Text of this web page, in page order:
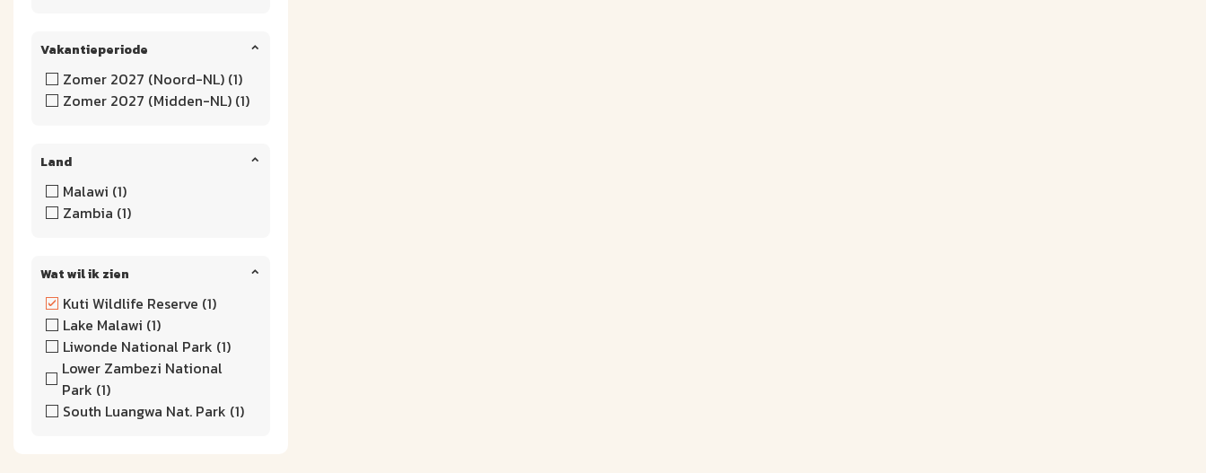
Vakantieperiode
Zomer 2027 (Noord-NL) (1)
Zomer 2027 (Midden-NL) (1)
Land
Malawi (1)
Zambia (1)
Wat wil ik zien
Kuti Wildlife Reserve (1)
Lake Malawi (1)
Liwonde National Park (1)
Lower Zambezi National
Park (1)
South Luangwa Nat. Park (1)